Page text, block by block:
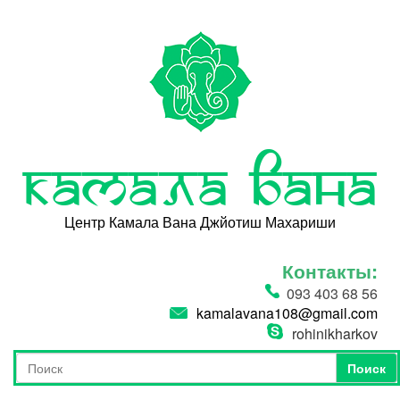
Камала Вана
Центр Камала Вана Джйотиш Махариши
Контакты:
093 403 68 56
kamalavana108@gmail.com
rohinikharkov
Форма поиска
Поиск